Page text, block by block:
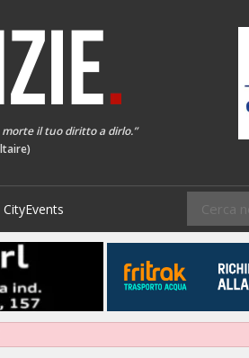
il tuo diritto a dirlo.”
CityEvents